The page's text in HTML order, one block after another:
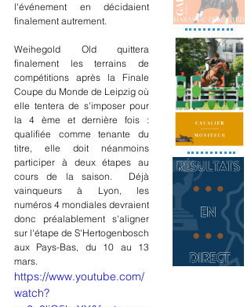
l'événement en décidaient
finalement autrement.
Weihegold Old quittera
finalement les terrains de
compétitions après la Finale
Coupe du Monde de Leipzig où
elle tentera de s'imposer pour
la 4 ème et dernière fois :
qualifiée comme tenante du
titre, elle doit néanmoins
participer à deux étapes au
cours de la saison.  Déjà
vainqueurs à Lyon, les
numéros 4 mondiales devraient
donc préalablement s'aligner
sur l'étape de S'Hertogenbosch
aux Pays-Bas, du 10 au 13
mars.
https://www.youtube.com/
watch?